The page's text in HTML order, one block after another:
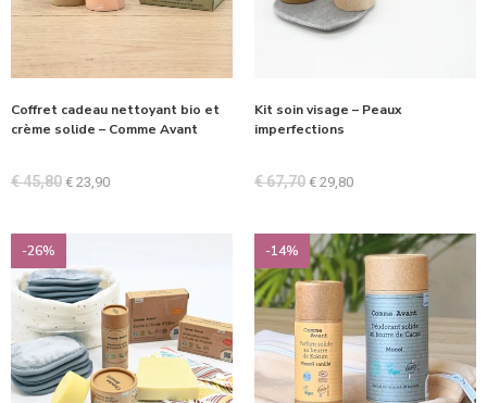
Coffret cadeau nettoyant bio et
crème solide – Comme Avant
€45,80 € 23,90
Kit soin visage – Peaux
imperfections
€67,70 € 29,80
-26% -14%